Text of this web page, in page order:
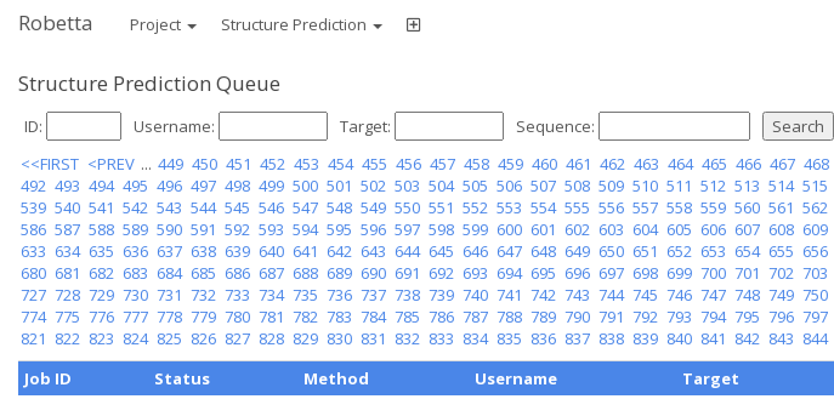
Robetta Project Structure Prediction
Structure Prediction Queue
ID: Username: Target:
Sequence:
<<FIRST <PREV ... 449 450 451 452 453 454 455 456 457 458 459 460 461 462 463 464 465 466 467 468
492 493 494 495 496 497 498 499 500 501 502 503 504 505 506 507 508 509 510 511 512 513 514 515
539 540 541 542 543 544 545 546 547 548 549 550 551 552 553 554 555 556 557 558 559 560 561 562
586 587 588 589 590 591 592 593 594 595 596 597 598 599 600 601 602 603 604 605 606 607 608 609
633 634 635 636 637 638 639 640 641 642 643 644 645 646 647 648 649 650 651 652 653 654 655 656
680 681 682 683 684 685 686 687 688 689 690 691 692 693 694 695 696 697 698 699 700 701 702 703
727 728 729 730 731 732 733 734 735 736 737 738 739 740 741 742 743 744 745 746 747 748 749 750
774 775 776 777 778 779 780 781 782 783 784 785 786 787 788 789 790 791 792 793 794 795 796 797
821 822 823 824 825 826 827 828 829 830 831 832 833 834 835 836 837 838 839 840 841 842 843 844
Job ID
Status Method Username Target